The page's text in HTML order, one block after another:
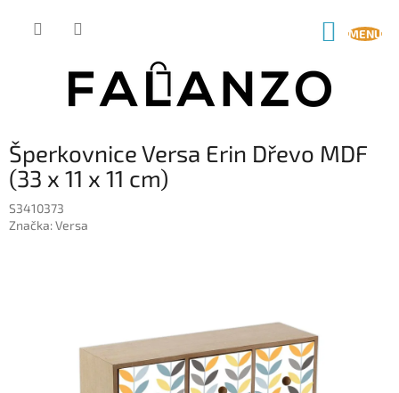
Šperkovnice Versa Erin Dřevo MDF
(33 x 11 x 11 cm)
S3410373
Značka:Versa